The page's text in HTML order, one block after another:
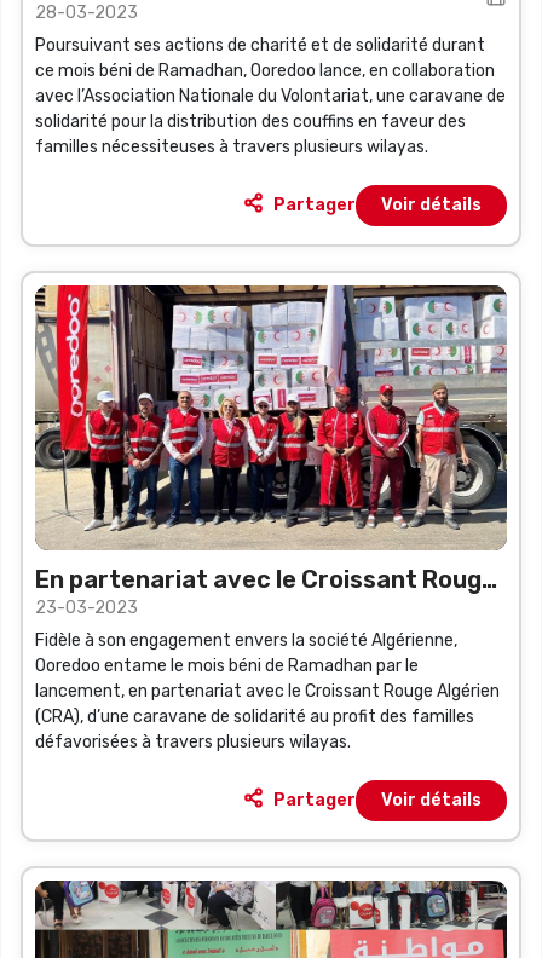
Nationale du Volontariat
28-03-2023
Poursuivant ses actions de charité et de solidarité durant
ce mois béni de Ramadhan, Ooredoo lance, en collaboration
avec l’Association Nationale du Volontariat, une caravane de
solidarité pour la distribution des couffins en faveur des
familles nécessiteuses à travers plusieurs wilayas.
Partager Voir détails
En partenariat avec le Croissant Rouge
Algérien
23-03-2023
Fidèle à son engagement envers la société Algérienne,
Ooredoo entame le mois béni de Ramadhan par le
lancement, en partenariat avec le Croissant Rouge Algérien
(CRA), d’une caravane de solidarité au profit des familles
défavorisées à travers plusieurs wilayas.
Partager Voir détails